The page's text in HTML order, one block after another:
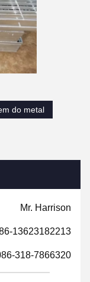
do metal
Mr. Harrison
13623182213
318-7866320